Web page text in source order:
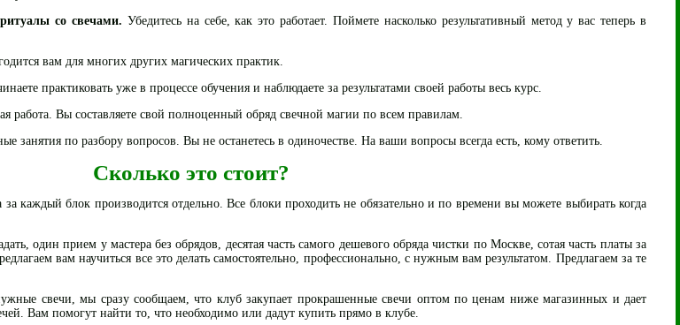
со свечами. Убедитесь на себе, как это работает. Поймете насколько результативный метод у вас теперь в
вам для многих других магических практик.
практиковать уже в процессе обучения и наблюдаете за результатами своей работы весь курс.
работа. Вы составляете свой полноценный обряд свечной магии по всем правилам.
занятия по разбору вопросов. Вы не останетесь в одиночестве. На ваши вопросы всегда есть, кому ответить.
Сколько это стоит?
каждый блок производится отдельно. Все блоки проходить не обязательно и по времени вы можете выбирать когда
один прием у мастера без обрядов, десятая часть самого дешевого обряда чистки по Москве, сотая часть платы за
вам научиться все это делать самостоятельно, профессионально, с нужным вам результатом. Предлагаем за те
свечи, мы сразу сообщаем, что клуб закупает прокрашенные свечи оптом по ценам ниже магазинных и дает
Вам помогут найти то, что необходимо или дадут купить прямо в клубе.